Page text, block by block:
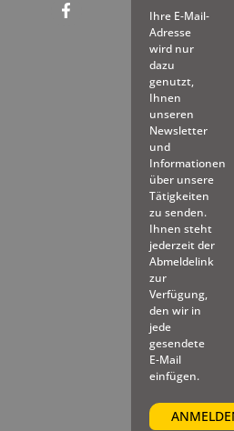
Ihre E-Mail-
Adresse
wird nur
dazu
genutzt,
Ihnen
unseren
Newsletter
und
Informationen
über unsere
Tätigkeiten
zu senden.
Ihnen steht
jederzeit der
Abmeldelink
zur
Verfügung,
den wir in
jede
gesendete
E-Mail
einfügen.